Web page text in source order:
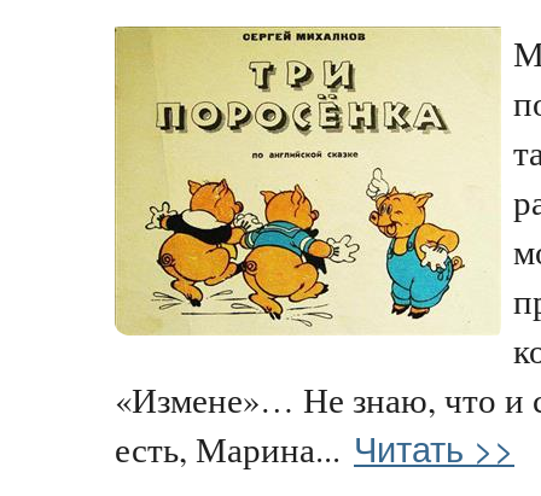
«Измене»… Не знаю, что и
есть, Марина... Читать >>